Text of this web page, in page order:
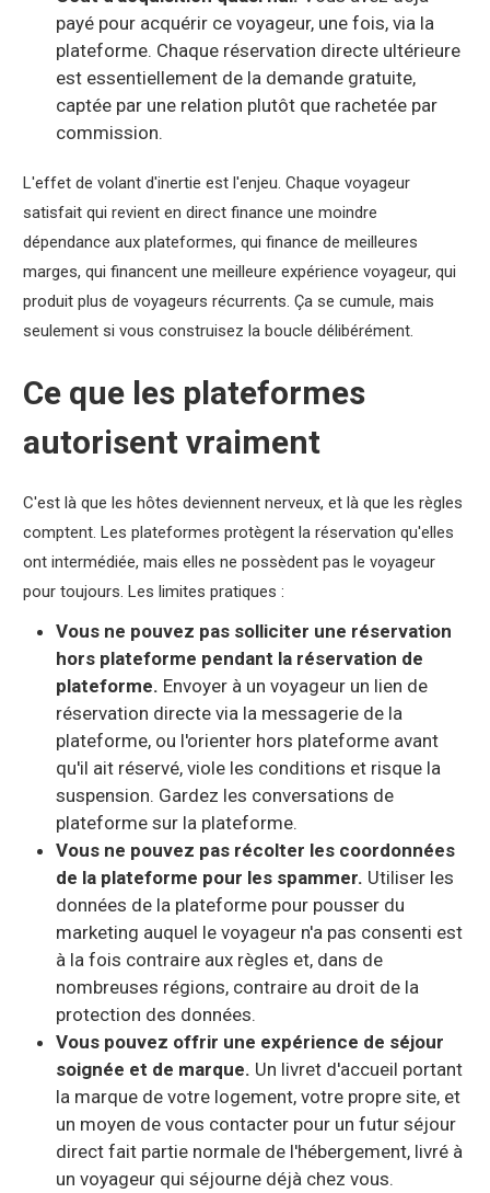
payé pour acquérir ce voyageur, une fois, via la
plateforme. Chaque réservation directe ultérieure
est essentiellement de la demande gratuite,
captée par une relation plutôt que rachetée par
commission.
L'effet de volant d'inertie est l'enjeu. Chaque voyageur
satisfait qui revient en direct finance une moindre
dépendance aux plateformes, qui finance de meilleures
marges, qui financent une meilleure expérience voyageur, qui
produit plus de voyageurs récurrents. Ça se cumule, mais
seulement si vous construisez la boucle délibérément.
Ce que les plateformes
autorisent vraiment
C'est là que les hôtes deviennent nerveux, et là que les règles
comptent. Les plateformes protègent la réservation qu'elles
ont intermédiée, mais elles ne possèdent pas le voyageur
pour toujours. Les limites pratiques :
Vous ne pouvez pas solliciter une réservation
hors plateforme pendant la réservation de
plateforme. Envoyer à un voyageur un lien de
réservation directe via la messagerie de la
plateforme, ou l'orienter hors plateforme avant
qu'il ait réservé, viole les conditions et risque la
suspension. Gardez les conversations de
plateforme sur la plateforme.
Vous ne pouvez pas récolter les coordonnées
de la plateforme pour les spammer. Utiliser les
données de la plateforme pour pousser du
marketing auquel le voyageur n'a pas consenti est
à la fois contraire aux règles et, dans de
nombreuses régions, contraire au droit de la
protection des données.
Vous pouvez offrir une expérience de séjour
soignée et de marque. Un livret d'accueil portant
la marque de votre logement, votre propre site, et
un moyen de vous contacter pour un futur séjour
direct fait partie normale de l'hébergement, livré à
un voyageur qui séjourne déjà chez vous.